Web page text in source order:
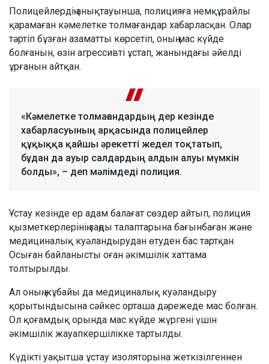
Полицейлердің анықтауынша, полицияға немқұрайлы
қарамаған кәмелетке толмағандар хабарласқан. Олар
тәртіп бұзған азаматты көрсетіп, оның мас күйде
болғанын, өзін агрессивті ұстап, жанындағы әйелді
ұрғанын айтқан.
«Кәмелетке толмағандардың дер кезінде
хабарласуының арқасында полицейлер
құқыққа қайшы әрекетті жедел тоқтатып,
бұдан да ауыр салдардың алдын алуы мүмкін
болды», – деп мәлімдеді полиция.
Ұстау кезінде ер адам балағат сөздер айтып, полиция
қызметкерлерінің заңды талаптарына бағынбаған және
медициналық куәландырудан өтуден бас тартқан.
Осыған байланысты оған әкімшілік хаттама
толтырылды.
Ал оның жұбайы да медициналық куәландыру
қорытындысына сәйкес орташа дәрежеде мас болған.
Ол қоғамдық орында мас күйде жүргені үшін
әкімшілік жауапкершілікке тартылды.
Күдікті уақытша ұстау изоляторына жеткізілгеннен